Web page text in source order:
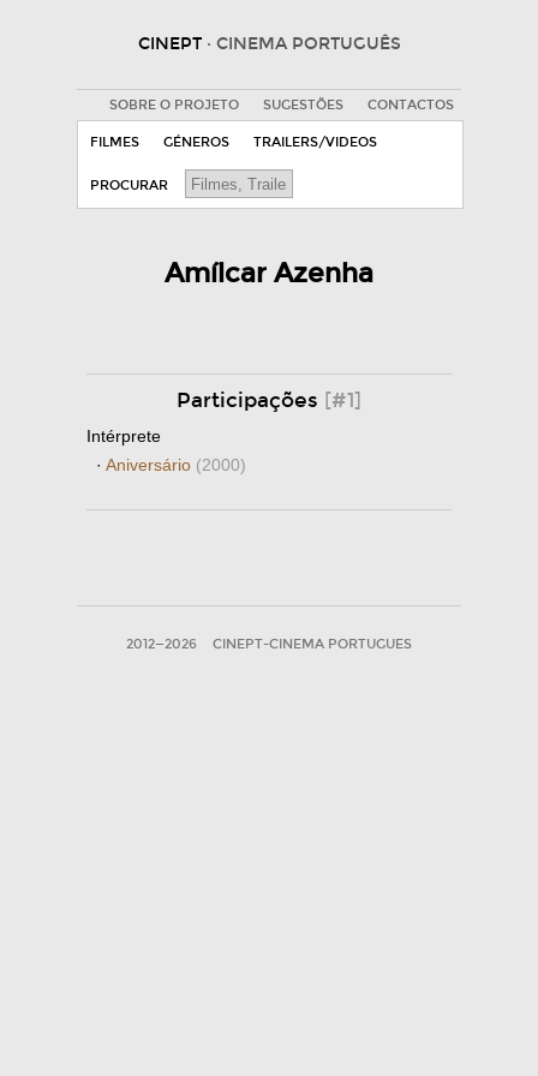
CINEPT · CINEMA PORTUGUÊS
SOBRE O PROJETO SUGESTÕES CONTACTOS
FILMES GÉNEROS TRAILERS/VIDEOS
PROCURAR
Amílcar Azenha
Participações [#1]
Intérprete
· Aniversário (2000)
2012—2026 CINEPT-CINEMA PORTUGUES